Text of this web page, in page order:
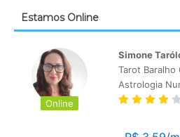
Estamos Online